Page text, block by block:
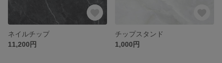
ネイルチップ
11,200円
チップスタンド
1,000円